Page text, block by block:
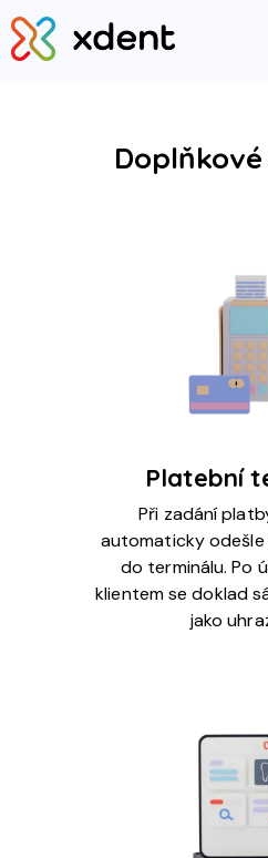
Platební
Při zadání
automaticky
do terminálu. Po
klientem se doklad
jako